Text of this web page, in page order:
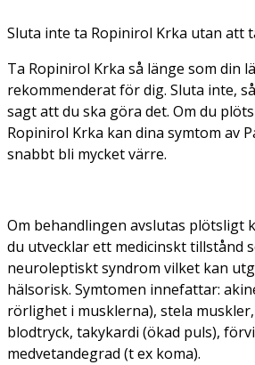
Sluta inte ta Ropinirol Krka utan att
Ta Ropinirol Krka så länge som din
rekommenderat för dig. Sluta inte,
sagt att du ska göra det. Om du
Ropinirol Krka kan dina symtom av
snabbt bli mycket värre.
Om behandlingen avslutas plötsligt
du utvecklar ett medicinskt tillstånd
neuroleptiskt syndrom vilket kan
hälsorisk. Symtomen innefattar:
rörlighet i musklerna), stela
blodtryck, takykardi (ökad puls),
medvetandegrad (t ex koma).